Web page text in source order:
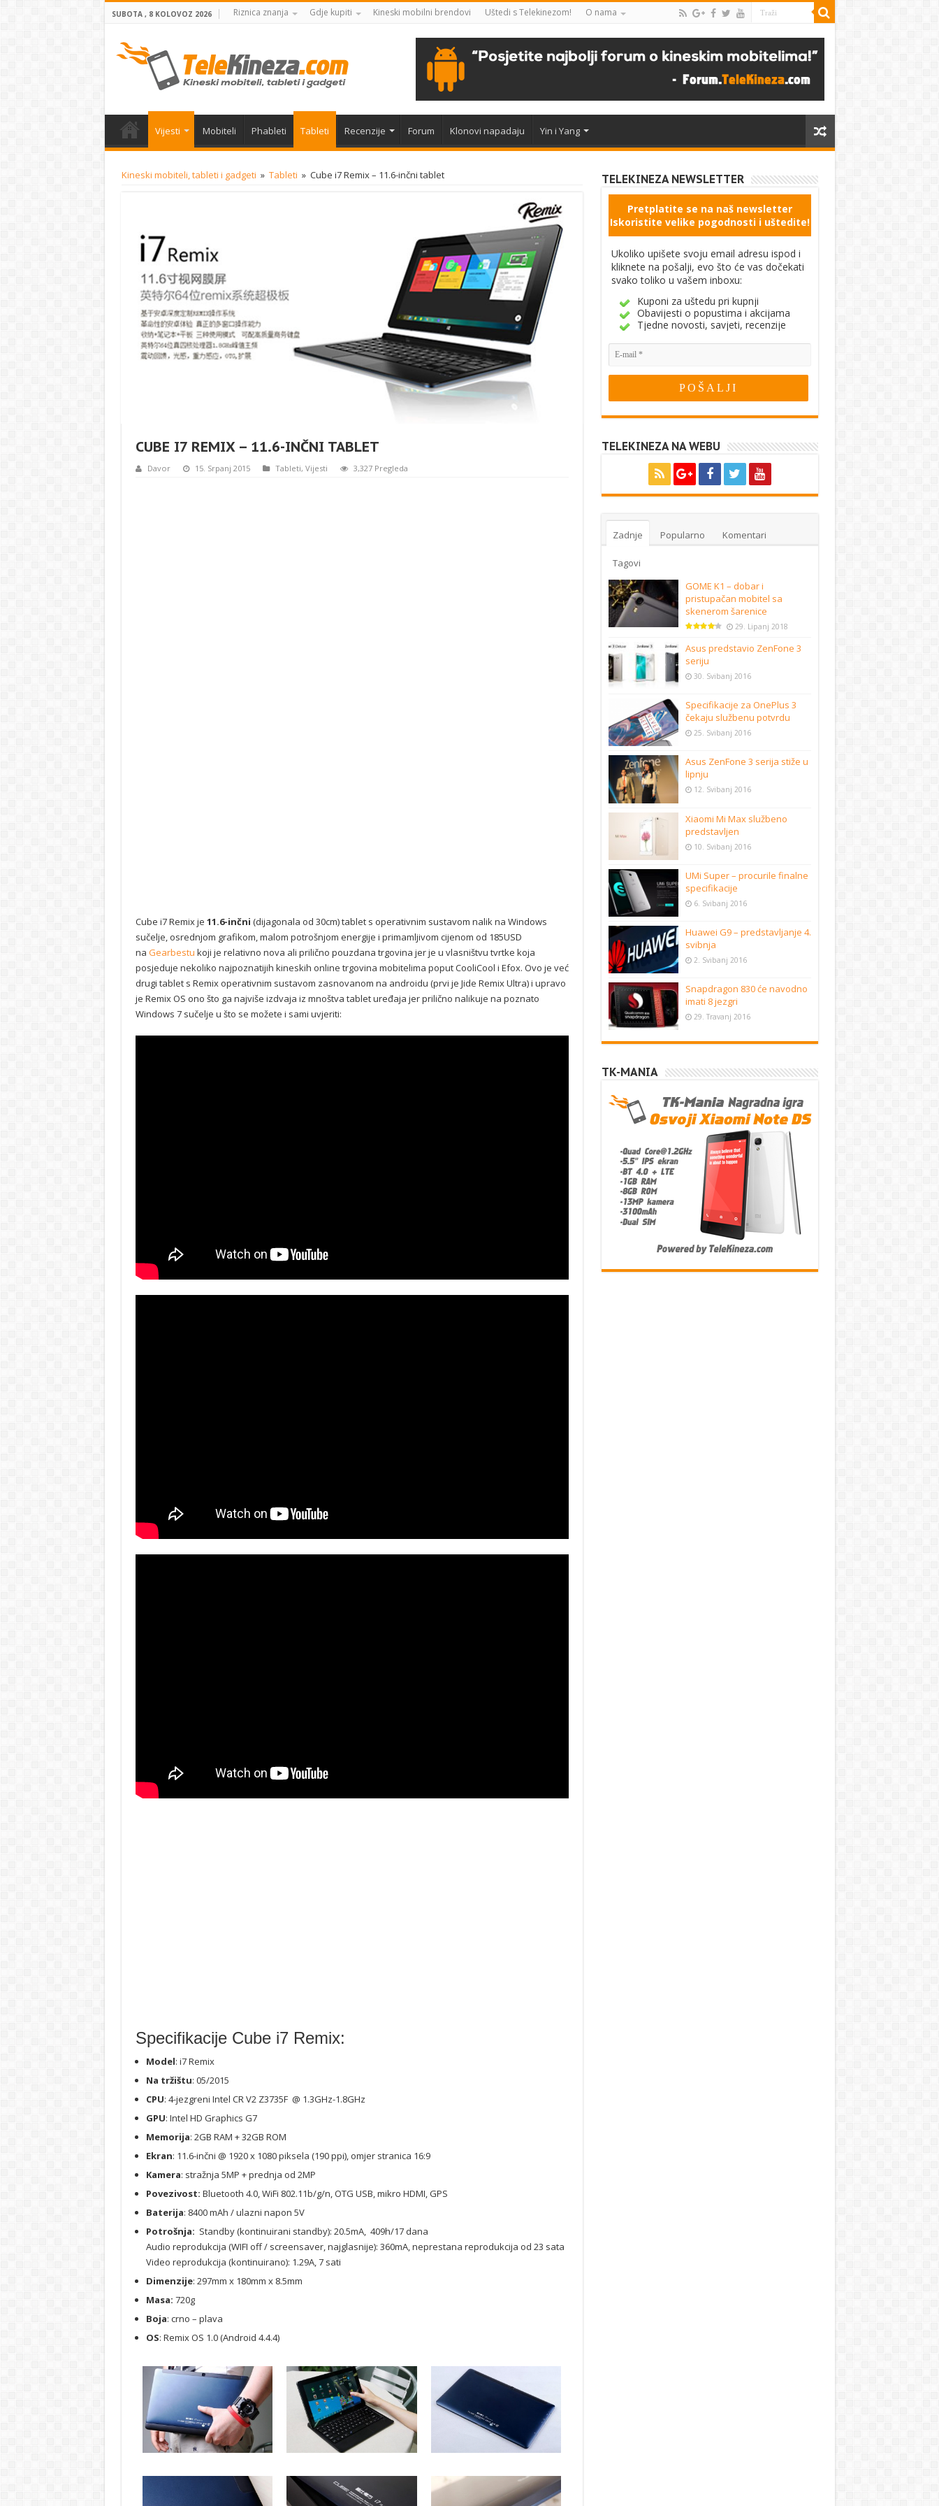
SUBOTA , 8 KOLOVOZ 2026 Riznica znanja Gdje kupiti Kineski mobilni brendovi Uštedi s Telekinezom! O nama
Vijesti Mobiteli Phableti Tableti Recenzije Forum Klonovi napadaju Yin i Yang
Kineski mobiteli, tableti i gadgeti » Tableti » Cube i7 Remix – 11.6-inčni tablet
CUBE I7 REMIX – 11.6-INČNI TABLET
Davor 15. Srpanj 2015 Tableti, Vijesti 3,327 Pregleda
Cube i7 Remix je 11.6-inčni (dijagonala od 30cm) tablet s operativnim sustavom nalik na Windows
sučelje, osrednjom grafikom, malom potrošnjom energije i primamljivom cijenom od 185USD
na Gearbestu koji je relativno nova ali prilično pouzdana trgovina jer je u vlasništvu tvrtke koja
posjeduje nekoliko najpoznatijih kineskih online trgovina mobitelima poput CooliCool i Efox. Ovo je već
drugi tablet s Remix operativnim sustavom zasnovanom na androidu (prvi je Jide Remix Ultra) i upravo
je Remix OS ono što ga najviše izdvaja iz mnoštva tablet uređaja jer prilično nalikuje na poznato
Windows 7 sučelje u što se možete i sami uvjeriti:
Specifikacije Cube i7 Remix:
Model: i7 Remix
Na tržištu: 05/2015
CPU: 4-jezgreni Intel CR V2 Z3735F @ 1.3GHz-1.8GHz
GPU: Intel HD Graphics G7
Memorija: 2GB RAM + 32GB ROM
Ekran: 11.6-inčni @ 1920 x 1080 piksela (190 ppi), omjer stranica 16:9
Kamera: stražnja 5MP + prednja od 2MP
Povezivost: Bluetooth 4.0, WiFi 802.11b/g/n, OTG USB, mikro HDMI, GPS
Baterija: 8400mAh / ulazni napon 5V
Potrošnja: Standby (kontinuirani standby): 20.5mA, 409h/17 dana
Audio reprodukcija (WIFI off / screensaver, najglasnije): 360mA, neprestana reprodukcija od 23 sata
Video reprodukcija (kontinuirano): 1.29A, 7 sati
Dimenzije: 297mm x 180mm x 8.5mm
Masa: 720g
Boja: crno – plava
OS: Remix OS 1.0 (Android 4.4.4)
TELEKINEZA NEWSLETTER
Pretplatite se na naš newsletter
Iskoristite velike pogodnosti i uštedite!
Ukoliko upišete svoju email adresu ispod i
kliknete na pošalji, evo što će vas dočekati
svako toliko u vašem inboxu:
Kuponi za uštedu pri kupnji
Obavijesti o popustima i akcijama
Tjedne novosti, savjeti, recenzije
TELEKINEZA NA WEBU
Zadnje Popularno Komentari
Tagovi
GOME K1 – dobar i
pristupačan mobitel sa
skenerom šarenice
29. Lipanj 2018
Asus predstavio ZenFone 3
seriju
30. Svibanj 2016
Specifikacije za OnePlus 3
čekaju službenu potvrdu
25. Svibanj 2016
Asus ZenFone 3 serija stiže u
lipnju
12. Svibanj 2016
Xiaomi Mi Max službeno
predstavljen
10. Svibanj 2016
UMi Super – procurile finalne
specifikacije
6. Svibanj 2016
Huawei G9 – predstavljanje 4.
svibnja
2. Svibanj 2016
Snapdragon 830 će navodno
imati 8 jezgri
29. Travanj 2016
TK-MANIA